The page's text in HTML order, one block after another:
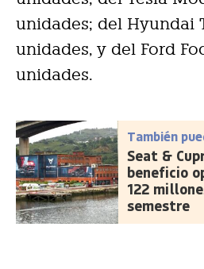
unidades; del Hyundai
unidades, y del Ford
unidades.
También
Seat &
beneficio
122
semestre